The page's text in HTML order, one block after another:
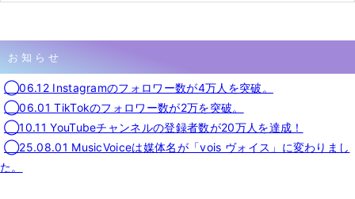
お知らせ
◯06.12 Instagramのフォロワー数が4万人を突破。
◯06.01 TikTokのフォロワー数が2万を突破。
◯10.11 YouTubeチャンネルの登録者数が20万人を達成！
◯25.08.01 MusicVoiceは媒体名が「vois ヴォイス」に変わりまし
た。